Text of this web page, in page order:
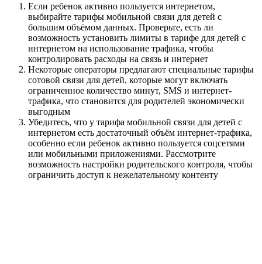
Если ребенок активно пользуется интернетом,
выбирайте тарифы мобильной связи для детей с
большим объёмом данных. Проверьте, есть ли
возможность установить лимиты в тарифе для детей с
интернетом на использование трафика, чтобы
контролировать расходы на связь и интернет
Некоторые операторы предлагают специальные тарифы
сотовой связи для детей, которые могут включать
ограниченное количество минут, SMS и интернет-
трафика, что становится для родителей экономически
выгодным
Убедитесь, что у тарифа мобильной связи для детей с
интернетом есть достаточный объём интернет-трафика,
особенно если ребенок активно пользуется соцсетями
или мобильными приложениями. Рассмотрите
возможность настройки родительского контроля, чтобы
ограничить доступ к нежелательному контенту